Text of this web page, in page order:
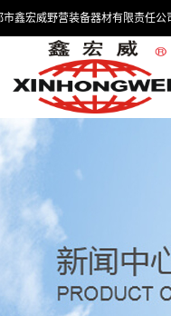
市鑫宏威野营装备器材有限责任公